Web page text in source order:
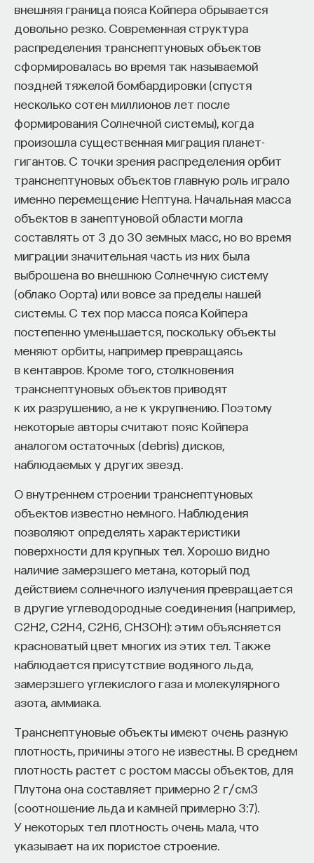
внешняя граница пояса Койпера обрывается
довольно резко. Современная структура
распределения транснептуновых объектов
сформировалась во время так называемой
поздней тяжелой бомбардировки (спустя
несколько сотен миллионов лет после
формирования Солнечной системы), когда
произошла существенная миграция планет-
гигантов. С точки зрения распределения орбит
транснептуновых объектов главную роль играло
именно перемещение Нептуна. Начальная масса
объектов в занептуновой области могла
составлять от 3 до 30 земных масс, но во время
миграции значительная часть из них была
выброшена во внешнюю Солнечную систему
(облако Оорта) или вовсе за пределы нашей
системы. С тех пор масса пояса Койпера
постепенно уменьшается, поскольку объекты
меняют орбиты, например превращаясь
в кентавров. Кроме того, столкновения
транснептуновых объектов приводят
к их разрушению, а не к укрупнению. Поэтому
некоторые авторы считают пояс Койпера
аналогом остаточных (debris) дисков,
наблюдаемых у других звезд.
О внутреннем строении транснептуновых
объектов известно немного. Наблюдения
позволяют определять характеристики
поверхности для крупных тел. Хорошо видно
наличие замерзшего метана, который под
действием солнечного излучения превращается
в другие углеводородные соединения (например,
C2H2, C2H4, C2H6, CH3OH): этим объясняется
красноватый цвет многих из этих тел. Также
наблюдается присутствие водяного льда,
замерзшего углекислого газа и молекулярного
азота, аммиака.
Транснептуновые объекты имеют очень разную
плотность, причины этого не известны. В среднем
плотность растет с ростом массы объектов, для
Плутона она составляет примерно 2 г/см3
(соотношение льда и камней примерно 3:7).
У некоторых тел плотность очень мала, что
указывает на их пористое строение.
Продолжаются попытки производить солнечные
батареи не из дорогостоящих неорганических
полупроводников, таких как кремний или арсенид
галлия, а из чего-то совсем дешевого, например
из органических материалов (проводящих
полимеров, фуллеренов и тому подобного).
Действительно, чтобы сделать солнечный
кремниевый элемент, нужно получить очень
чистый кремний, после чего вырастить
дорогостоящий кристалл. Температура
плавления и кристаллизации кремния — 1400 °C,
то есть необходимо также потратить много
энергии на нагревание. Полученный кристалл
затем режется на пластины, из которых
изготавливаются приборы, в то время как
органический солнечный элемент можно просто
напечатать на принтере при комнатной
температуре. Несложно понять, что для этого
требуется гораздо меньше энергии. Более того,
органические солнечные элементы легко гнутся
и принимают любую необходимую форму. Однако
главным тормозом такого направления является
то, что эти приборы очень нестабильны. Под
действием света, воздуха и температуры
их эффективность сильно падает. Для сравнения:
кремниевые солнечные элементы сегодня имеют
срок службы более 20 лет. Сейчас производство
полупроводниковых солнечных батарей — это
не мечта, а реальность на уровне производства
терраватт электрической мощности с КПД
Кремниевое направление победило за счет
стабильности и высоких КПД. Рекордные
значения КПД кремниевых солнечных элементов
превышают 26% и практически подошли
к теоретическому пределу. Что же дальше?
Солнечные элементы на основе
перовскитов
Недавно было открыто семейство новых
гибридных органическо-неорганических
полупроводников на основе металл-галогенных
перовскитов, а затем появились солнечные